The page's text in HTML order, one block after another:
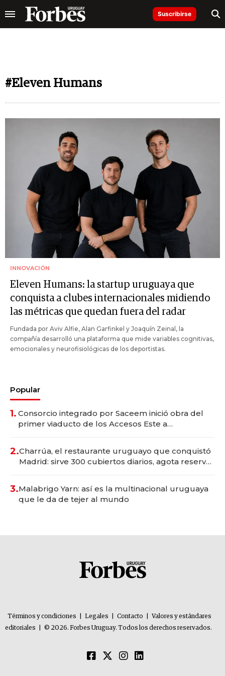
Suscribirse
#Eleven Humans
INNOVACIÓN
Eleven Humans: la startup uruguaya que
conquista a clubes internacionales midiendo
las métricas que quedan fuera del radar
Fundada por Aviv Alfie, Alan Garfinkel y Joaquín Zeinal, la
compañía desarrolló una plataforma que mide variables cognitivas,
emocionales y neurofisiológicas de los deportistas.
Popular
1. Consorcio integrado por Saceem inició obra del
primer viaducto de los Accesos Este a
2.Charrúa, el restaurante uruguayo que conquistó
Madrid: sirve 300 cubiertos diarios, agota reservas
3.Malabrigo Yarn: así es la multinacional uruguaya
que le da de tejer al mundo
Términos y condiciones Legales Contacto
Valores y estándares
editoriales
© 2026. Forbes Uruguay. Todos los derechos reservados.